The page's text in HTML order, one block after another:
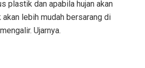
plastik dan apabila hujan akan
akan lebih mudah bersarang di
Ujarnya.